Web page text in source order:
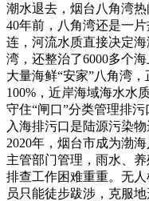
潮水退去，烟台八角湾
40年前，八角湾还是一
连，河流水质直接决定
湾，还整治了6000多个
大量海鲜“安家”八角湾
100%，近岸海域海水水
守住“闸口”分类管理排污
入海排污口是陆源污染
2020年，烟台市成为渤
主管部门管理，雨水、
排查工作困难重重。无
员只能徒步跋涉，克服地